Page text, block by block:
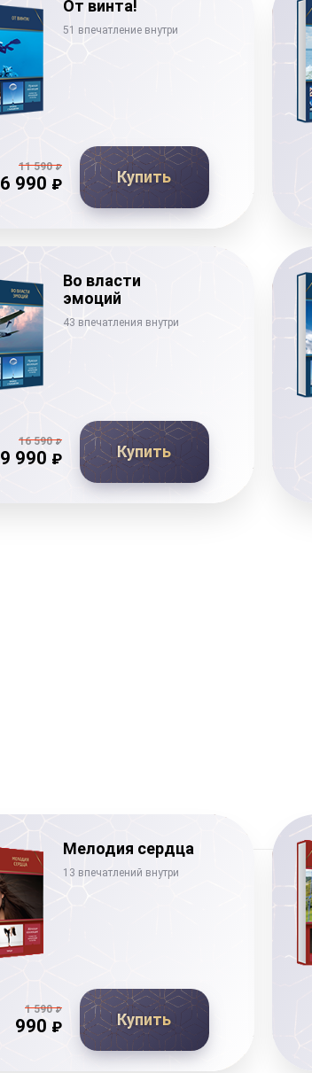
От винта!
51 впечатление внутри
11 590₽
6 990 ₽ Купить
Во власти
эмоций
43 впечатления внутри
16 590₽
9 990 ₽ Купить
Мелодия сердца
13 впечатлений внутри
1 590₽
990 ₽ Купить